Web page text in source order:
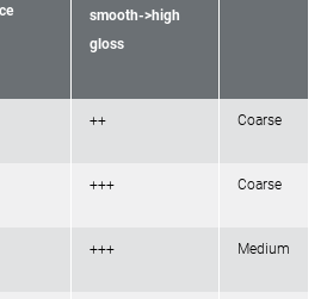
smooth->high
gloss
++ Coarse
+++ Coarse
+++ Medium